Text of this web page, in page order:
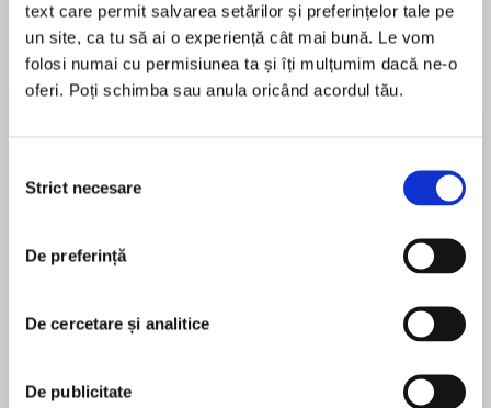
text care permit salvarea setărilor și preferințelor tale pe
un site, ca tu să ai o experiență cât mai bună. Le vom
folosi numai cu permisiunea ta și îți mulțumim dacă ne-o
oferi. Poți schimba sau anula oricând acordul tău.
consimțământului
Strict necesare
De preferință
De cercetare și analitice
De publicitate
Elita de Argint (Elita
de...
Dani Francis
Diavolul se îmbracă de
la...
Lauren Weisberger
Migdală
Sohn Won-pyung
O incitantă explorare antropologică a științei
Ce ne pot spune științele sociale și umaniste
cuantificat — dragostea? Anna Machin caută
consideră prietenia și familia pe picior de
MAI MULT
pentru această carte